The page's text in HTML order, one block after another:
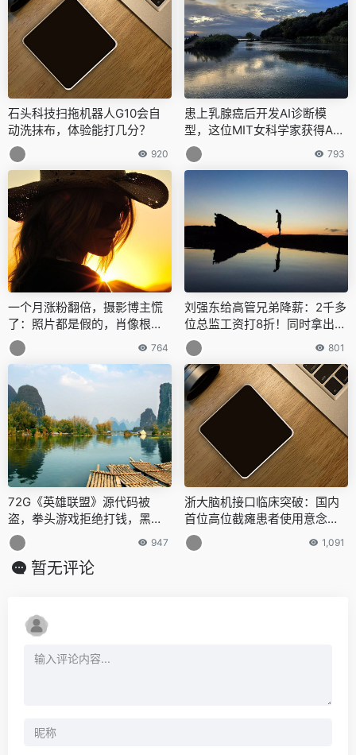
石头科技扫拖机器人G10会自
动洗抹布，体验能打几分？
920
患上乳腺癌后开发AI诊断模
型，这位MIT女科学家获得AA
AI首届百万美元最高奖
793
一个月涨粉翻倍，摄影博主慌
了：照片都是假的，肖像根本
不是人
764
刘强东给高管兄弟降薪：2千多
位总监工资打8折！同时拿出10
0亿保障基础员工住房
801
72G《英雄联盟》源代码被
盗，拳头游戏拒绝打钱，黑
客：100万美元起拍！
947
浙大脑机接口临床突破：国内
首位高位截瘫患者使用意念控
制机械臂
1,091
暂无评论